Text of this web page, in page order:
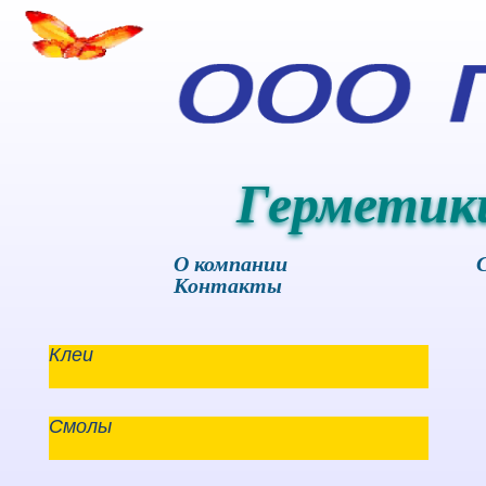
О компании
Контакты
Клеи
Смолы